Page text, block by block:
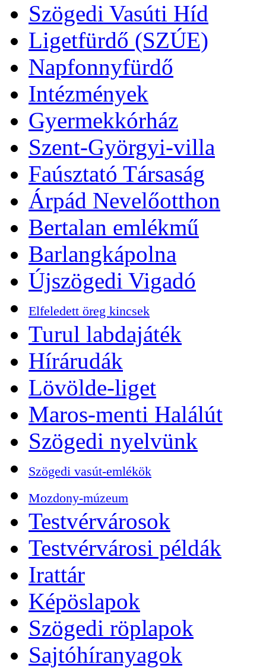
Szögedi Vasúti Híd
Ligetfürdő (SZÚE)
Napfonnyfürdő
Intézmények
Gyermekkórház
Szent-Györgyi-villa
Faúsztató Társaság
Árpád Nevelőotthon
Bertalan emlékmű
Barlangkápolna
Újszögedi Vigadó
Elfeledett öreg kincsek
Turul labdajáték
Hírárudák
Lövölde-liget
Maros-menti Halálút
Szögedi nyelvünk
Szögedi vasút-emlékök
Mozdony-múzeum
Testvérvárosok
Testvérvárosi példák
Irattár
Képöslapok
Szögedi röplapok
Sajtóhíranyagok